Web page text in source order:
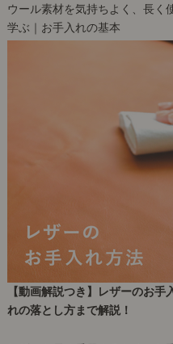
ウール素材を気持ちよく、長く
学ぶ｜お手入れの基本
【動画解説つき】レザーのお
れの落とし方まで解説！